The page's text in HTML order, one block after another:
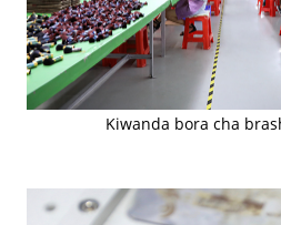
Kiwanda bora cha